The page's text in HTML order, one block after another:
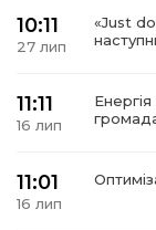
голос
та контакти
10:11
27 лип
«Just
11:11
16 лип
11:01
16 лип